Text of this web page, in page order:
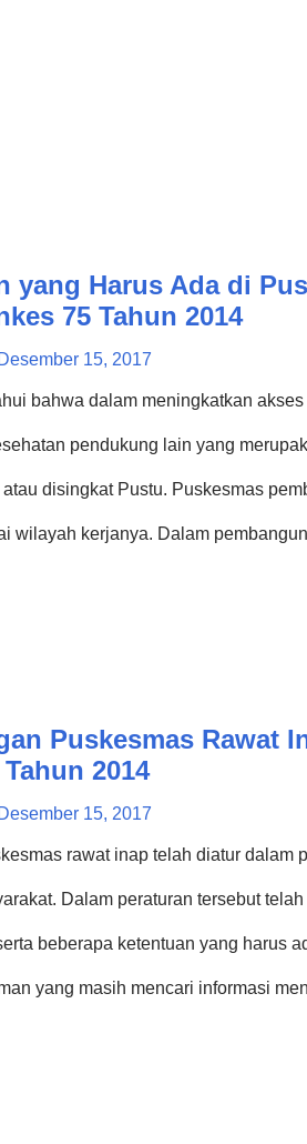
yang Harus Ada di
75 Tahun 2014
Desember 15, 2017
bahwa dalam meningkatkan
pendukung lain yang
disingkat Pustu. Puskesmas
wilayah kerjanya. Dalam
dalam Peraturan Menteri
Sesuai Permenkes 75 Tahun
adalah sebagai berikut: Ruang
pula dengan ruang admi...
Puskesmas Rawat
2014
Desember 15, 2017
rawat inap telah diatur dalam
Dalam peraturan tersebut
beberapa ketentuan yang harus
yang masih mencari informasi
dapat membaca tulisan kami